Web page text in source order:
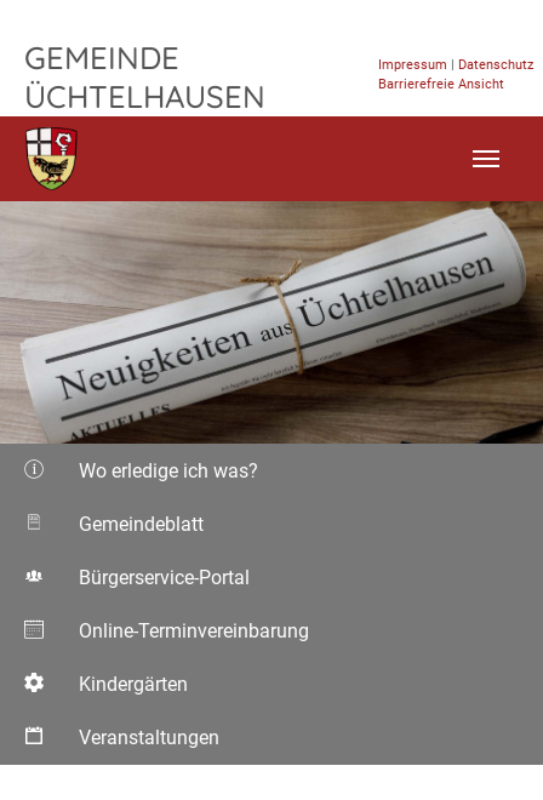
GEMEINDE
ÜCHTELHAUSEN
Impressum | Datenschutz
Barrierefreie Ansicht
Wo erledige ich was?
Gemeindeblatt
Bürgerservice-Portal
Online-Terminvereinbarung
Kindergärten
Veranstaltungen